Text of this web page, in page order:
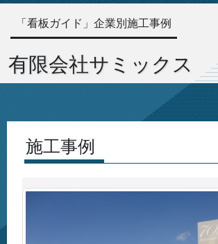
有限会社サミックス
「看板ガイド」企業別施工事例
施工事例